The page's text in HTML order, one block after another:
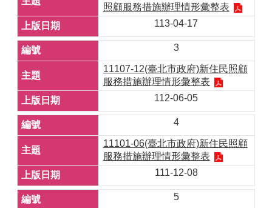
照顧服務措施辦理情形彙整表
113-04-17
3
11107-12(臺北市政府)新住民照顧
服務措施辦理情形彙整表
112-06-05
4
11101-06(臺北市政府)新住民照顧
服務措施辦理情形彙整表
111-12-08
5